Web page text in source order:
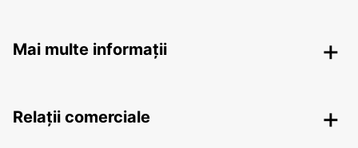
Mai multe informații
Relații comerciale